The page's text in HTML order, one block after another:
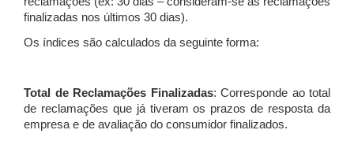
finalizadas nos últimos 30 dias).
Os índices são calculados da seguinte forma:
Total de Reclamações Finalizadas: Corresponde ao total
de reclamações que já tiveram os prazos de resposta da
empresa e de avaliação do consumidor finalizados.